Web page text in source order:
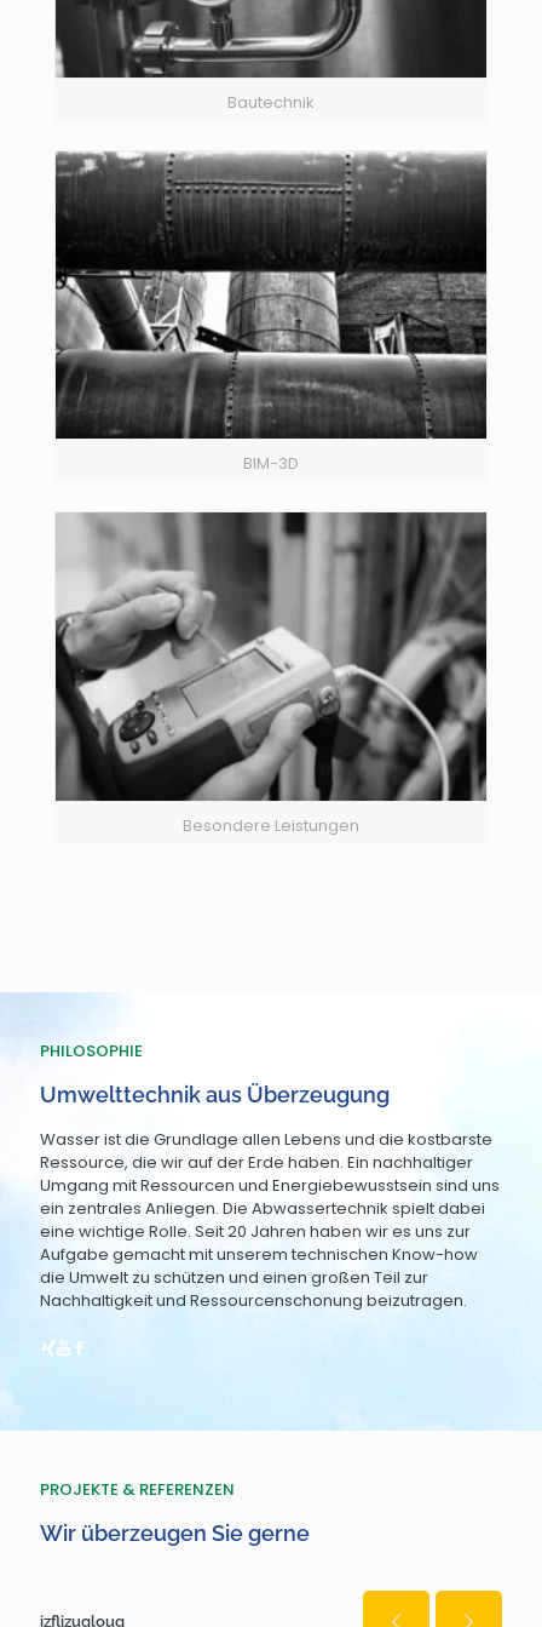
Bautechnik
BIM-3D
Besondere Leistungen
PHILOSOPHIE
Umwelttechnik aus Überzeugung
Wasser ist die Grundlage allen Lebens und die kostbarste
Ressource, die wir auf der Erde haben. Ein nachhaltiger
Umgang mit Ressourcen und Energiebewusstsein sind uns
ein zentrales Anliegen. Die Abwassertechnik spielt dabei
eine wichtige Rolle. Seit 20 Jahren haben wir es uns zur
Aufgabe gemacht mit unserem technischen Know-how
die Umwelt zu schützen und einen großen Teil zur
Nachhaltigkeit und Ressourcenschonung beizutragen.
PROJEKTE & REFERENZEN
Wir überzeugen Sie gerne
izflizugloug